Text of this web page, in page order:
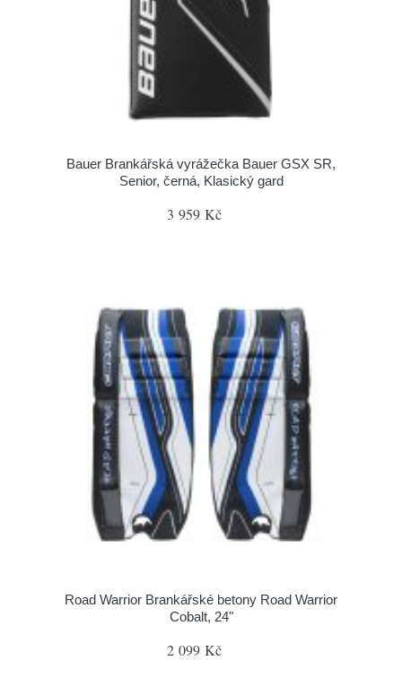
Bauer Brankářská vyrážečka Bauer GSX SR,
Senior, černá, Klasický gard
3 959 Kč
Road Warrior Brankářské betony Road Warrior
Cobalt, 24"
2 099 Kč